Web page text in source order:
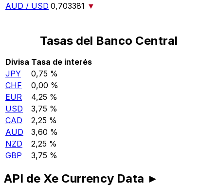
AUD / USD 0,703381 ▼
Tasas del Banco Central
Divisa Tasa de interés
JPY
0,75 %
CHF
0,00 %
EUR
4,25 %
USD
3,75 %
CAD
2,25 %
AUD
3,60 %
NZD
2,25 %
GBP
3,75 %
API de Xe Currency Data ►